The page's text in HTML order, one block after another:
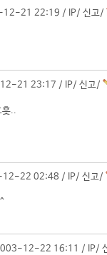
21 22:19 / IP/ 신고/
21 23:17 / IP/ 신고/
흣..
22 02:48 / IP/ 신고/
12-22 16:11 / IP/